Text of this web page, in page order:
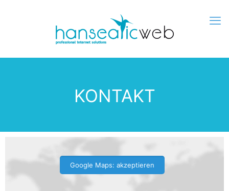
KONTAKT
Google Maps: akzeptieren